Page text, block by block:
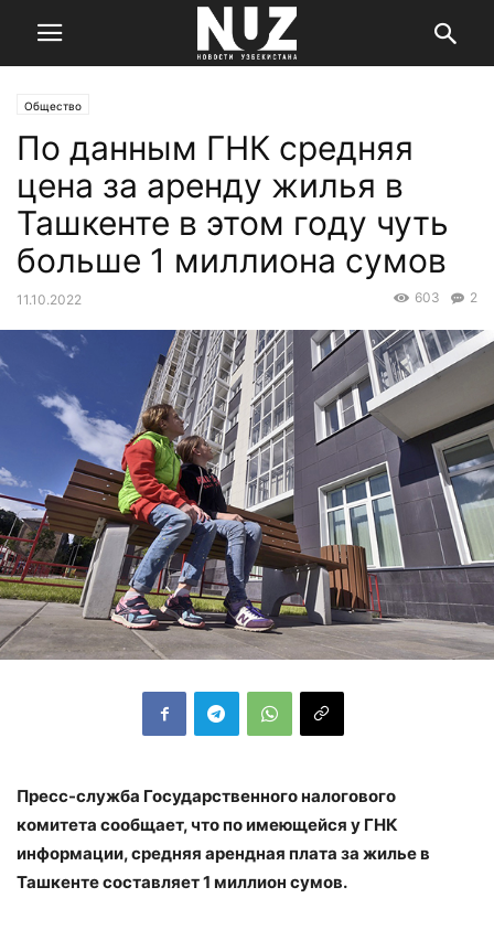
Общество
По данным ГНК средняя
цена за аренду жилья в
Ташкенте в этом году чуть
больше 1 миллиона сумов
11.10.2022 2
603
Пресс-служба Государственного налогового
комитета сообщает, что по имеющейся у ГНК
информации, средняя арендная плата за жилье в
Ташкенте составляет 1 миллион сумов.